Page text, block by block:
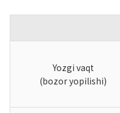
Yozgi vaqt
(bozor yopilishi)